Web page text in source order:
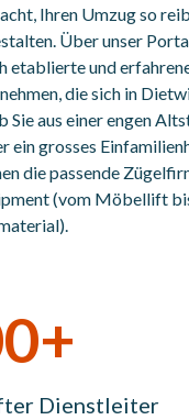
Ihren Umzug so
Über unser
etablierte und
die sich in
Sie aus einer engen
ein grosses
die passende
(vom Möbellift
Dienstleiter